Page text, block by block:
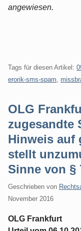
angewiesen.
Tags für diesen Artikel:
erorik-sms-spam
OLG
zugesandte
Hinweis auf
stellt
Sinne von §
Geschrieben von
November 2016
OLG Frankfurt